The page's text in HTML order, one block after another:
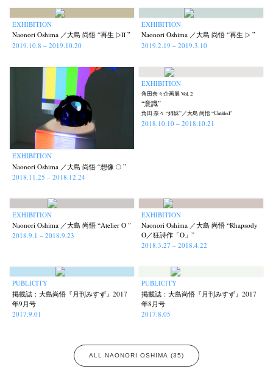
News Exhibition Workshop Documents
Terms & Privacy Policy Bookstores Newsletter
(27)
Masako Matsui (23) Masashi Otomo
(66) Nick Haymes (5)
EXHIBITION
Naonori Oshima ／大島 尚悟 “再生 ▷Ⅱ ”
2019.10.8 – 2019.10.20
EXHIBITION
Naonori Oshima ／大島 尚悟 “再生 ▷ ”
2019.2.19 – 2019.3.10
EXHIBITION
Naonori Oshima ／大島 尚悟 “想像 ○ ”
2018.11.25 – 2018.12.24
EXHIBITION
角田奈々企画展 Vol. 2
“意識”
角田 奈々 “姉妹”／大島 尚悟 “Untitled”
2018.10.10 – 2018.10.21
EXHIBITION
Naonori Oshima ／大島 尚悟 “Atelier O ”
2018.9.1 – 2018.9.23
EXHIBITION
Naonori Oshima ／大島 尚悟 “Rhapsody
O／狂詩作「O」”
2018.3.27 – 2018.4.22
PUBLICITY
掲載誌：大島尚悟『月刊みすず』2017
年9月号
2017.9.01
PUBLICITY
掲載誌：大島尚悟『月刊みすず』2017
年8月号
2017.8.05
ALL NAONORI OSHIMA (35)